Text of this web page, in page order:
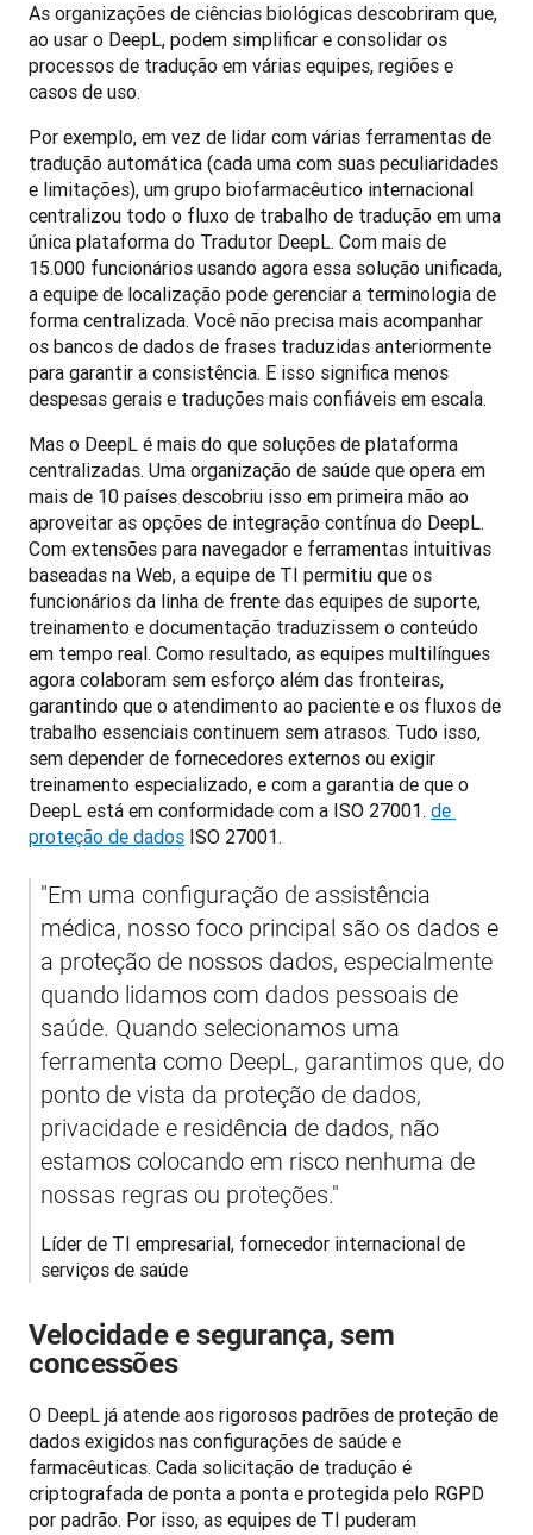
As organizações de ciências biológicas descobriram que,
ao usar o DeepL, podem simplificar e consolidar os
processos de tradução em várias equipes, regiões e
casos de uso.
Por exemplo, em vez de lidar com várias ferramentas de
tradução automática (cada uma com suas peculiaridades
e limitações), um grupo biofarmacêutico internacional
centralizou todo o fluxo de trabalho de tradução em uma
única plataforma do Tradutor DeepL. Com mais de
15.000 funcionários usando agora essa solução unificada,
a equipe de localização pode gerenciar a terminologia de
forma centralizada. Você não precisa mais acompanhar
os bancos de dados de frases traduzidas anteriormente
para garantir a consistência. E isso significa menos
despesas gerais e traduções mais confiáveis em escala.
Mas o DeepL é mais do que soluções de plataforma
centralizadas. Uma organização de saúde que opera em
mais de 10 países descobriu isso em primeira mão ao
aproveitar as opções de integração contínua do DeepL.
Com extensões para navegador e ferramentas intuitivas
baseadas na Web, a equipe de TI permitiu que os
funcionários da linha de frente das equipes de suporte,
treinamento e documentação traduzissem o conteúdo
em tempo real. Como resultado, as equipes multilíngues
agora colaboram sem esforço além das fronteiras,
garantindo que o atendimento ao paciente e os fluxos de
trabalho essenciais continuem sem atrasos. Tudo isso,
sem depender de fornecedores externos ou exigir
treinamento especializado, e com a garantia de que o
DeepL está em conformidade com a ISO 27001. de
proteção de dados ISO 27001.
"Em uma configuração de assistência
médica, nosso foco principal são os dados e
a proteção de nossos dados, especialmente
quando lidamos com dados pessoais de
saúde. Quando selecionamos uma
ferramenta como DeepL, garantimos que, do
ponto de vista da proteção de dados,
privacidade e residência de dados, não
estamos colocando em risco nenhuma de
nossas regras ou proteções."
Líder de TI empresarial, fornecedor internacional de
serviços de saúde
Velocidade e segurança, sem
concessões
O DeepL já atende aos rigorosos padrões de proteção de
dados exigidos nas configurações de saúde e
farmacêuticas. Cada solicitação de tradução é
criptografada de ponta a ponta e protegida pelo RGPD
por padrão. Por isso, as equipes de TI puderam